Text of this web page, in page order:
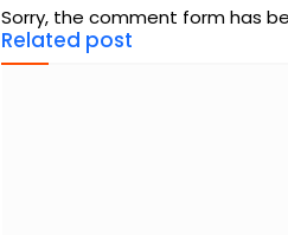
Sorry, the comment form has
Related post